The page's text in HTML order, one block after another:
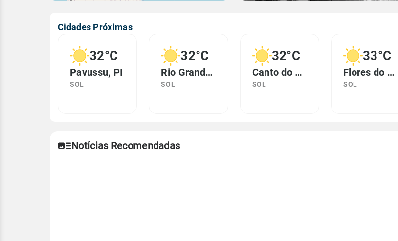
Cidades Próximas
32°C
Pavussu, PI
SOL
32°C
Rio Grande do Piauí, PI
SOL
32°C
Canto do Buriti, PI
SOL
33°C
Flores do Piauí, PI
SOL
Notícias Recomendadas